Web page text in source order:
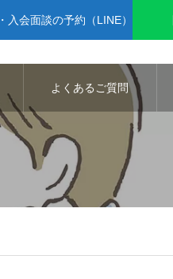
入会面談の予約（LINE）
よくあるご質問